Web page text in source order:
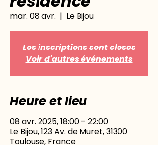
mar. 08 avr.
  |
Le Bijou
Les inscriptions sont closes
Voir d'autres événements
Heure et lieu
08 avr. 2025, 18:00 – 22:00
Le Bijou, 123 Av. de Muret, 31300
Toulouse, France